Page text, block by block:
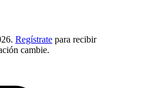
. Regístrate para recibir
cambie.